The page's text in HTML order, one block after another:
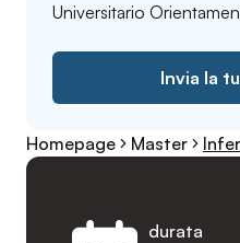
Universitario
Invia la
Homepage Master
durata